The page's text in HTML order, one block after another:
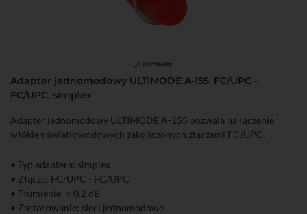
Adapter jednomodowy ULTIMODE A-155, FC/UPC -
FC/UPC, simplex
Adapter jednomodowy ULTIMODE A-155 pozwala na łączenie
włókien światłowodowych zakończonych złączami FC/UPC.
• Typ adaptera: simplex
• Złącza: FC/UPC - FC/UPC
• Tłumienie: < 0,2 dB
• Zastosowanie: sieci jednomodowe